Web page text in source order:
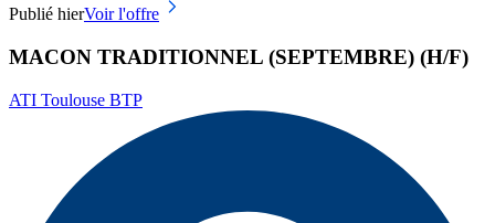
Publié hierVoir l'offre
MACON TRADITIONNEL (SEPTEMBRE) (H/F)
ATI Toulouse BTP